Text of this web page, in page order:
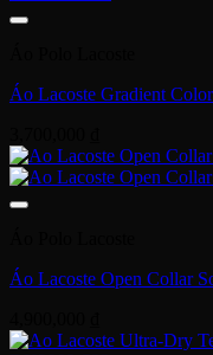
Áo Lacoste Gradient
Áo Lacoste Open Collar